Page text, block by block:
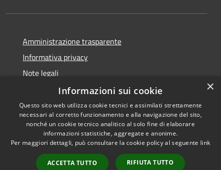
Amministrazione trasparente
Informativa privacy
Note legali
Dichiarazione di accessibilità
RSS
Accessibilità
Copyright © 2026 • Comune di
Municipium•
Accesso
×
Informazioni sui cookie
Questo sito web utilizza cookie tecnici e assimilati strettamente
necessari al corretto funzionamento e alla navigazione del sito,
nonché un cookie tecnico analitico al solo fine di elaborare
informazioni statistiche, aggregate e anonime.
Per maggiori dettagli, può consultare la cookie policy al seguente link
ACCETTA TUTTO RIFIUTA TUTTO